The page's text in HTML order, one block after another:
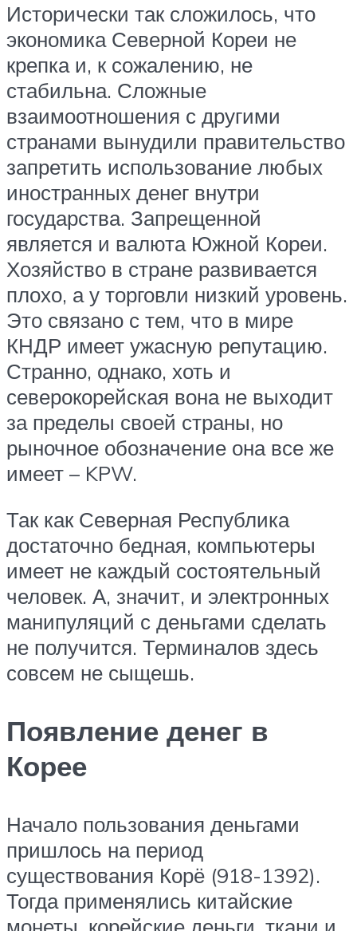
Исторически так сложилось, что
экономика Северной Кореи не
крепка и, к сожалению, не
стабильна. Сложные
взаимоотношения с другими
странами вынудили правительство
запретить использование любых
иностранных денег внутри
государства. Запрещенной
является и валюта Южной Кореи.
Хозяйство в стране развивается
плохо, а у торговли низкий уровень.
Это связано с тем, что в мире
КНДР имеет ужасную репутацию.
Странно, однако, хоть и
северокорейская вона не выходит
за пределы своей страны, но
рыночное обозначение она все же
имеет – KPW.
Так как Северная Республика
достаточно бедная, компьютеры
имеет не каждый состоятельный
человек. А, значит, и электронных
манипуляций с деньгами сделать
не получится. Терминалов здесь
совсем не сыщешь.
Появление денег в
Корее
Начало пользования деньгами
пришлось на период
существования Корё (918-1392).
Тогда применялись китайские